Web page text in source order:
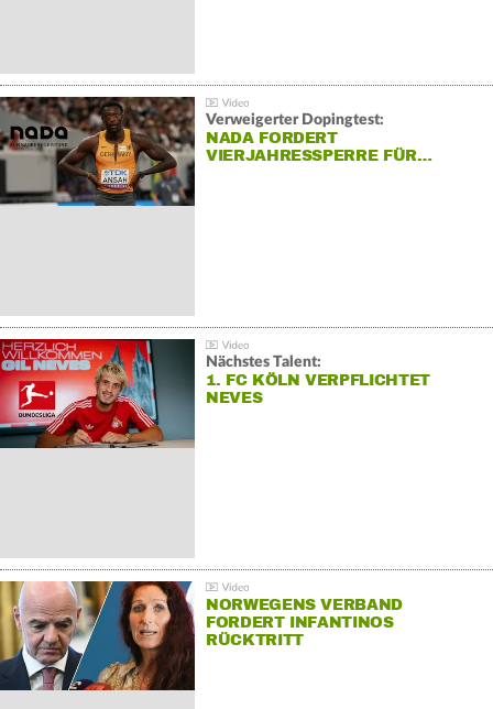
Verweigerter Dopingtest:
NADA FORDERT
VIERJAHRESSPERRE FÜR…
Nächstes Talent:
1. FC KÖLN VERPFLICHTET
NEVES
NORWEGENS VERBAND
FORDERT INFANTINOS
RÜCKTRITT